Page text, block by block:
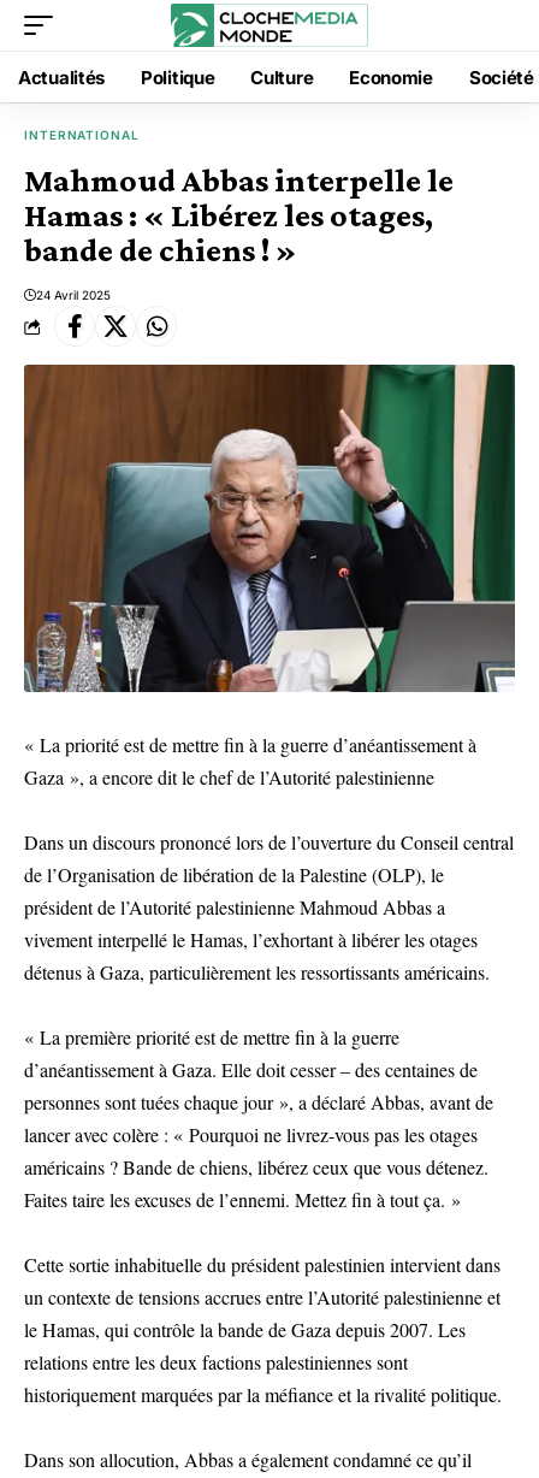
Actualités Politique Culture Economie Société
INTERNATIONAL
Mahmoud Abbas interpelle le
Hamas : « Libérez les otages,
bande de chiens ! »
24 Avril 2025
« La priorité est de mettre fin à la guerre d’anéantissement à
Gaza », a encore dit le chef de l’Autorité palestinienne
Dans un discours prononcé lors de l’ouverture du Conseil central
de l’Organisation de libération de la Palestine (OLP), le
président de l’Autorité palestinienne Mahmoud Abbas a
vivement interpellé le Hamas, l’exhortant à libérer les otages
détenus à Gaza, particulièrement les ressortissants américains.
« La première priorité est de mettre fin à la guerre
d’anéantissement à Gaza. Elle doit cesser – des centaines de
personnes sont tuées chaque jour », a déclaré Abbas, avant de
lancer avec colère : « Pourquoi ne livrez-vous pas les otages
américains ? Bande de chiens, libérez ceux que vous détenez.
Faites taire les excuses de l’ennemi. Mettez fin à tout ça. »
Cette sortie inhabituelle du président palestinien intervient dans
un contexte de tensions accrues entre l’Autorité palestinienne et
le Hamas, qui contrôle la bande de Gaza depuis 2007. Les
relations entre les deux factions palestiniennes sont
historiquement marquées par la méfiance et la rivalité politique.
Dans son allocution, Abbas a également condamné ce qu’il